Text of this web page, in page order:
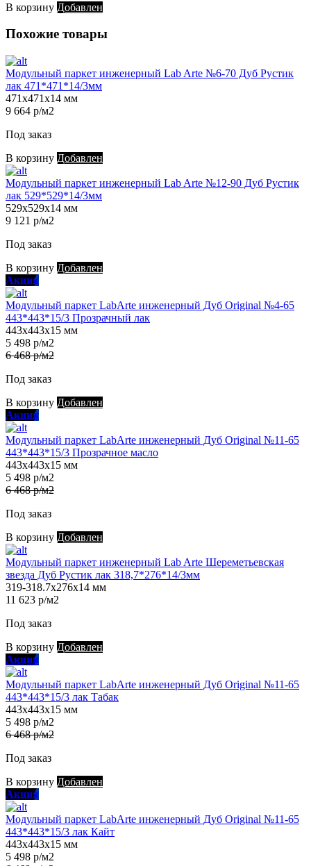
В корзину Добавлен
Похожие товары
Модульный паркет инженерный Lab Arte №6-70 Дуб Рустик
лак 471*471*14/3мм
471х471х14 мм
9 664 р/м2
Под заказ
В корзину Добавлен
Модульный паркет инженерный Lab Arte №12-90 Дуб Рустик
лак 529*529*14/3мм
529х529х14 мм
9 121 р/м2
Под заказ
В корзину Добавлен
Акция
Модульный паркет LabArte инженерный Дуб Original №4-65
443*443*15/3 Прозрачный лак
443х443х15 мм
5 498 р/м2
6 468 р/м2
Под заказ
В корзину Добавлен
Акция
Модульный паркет LabArte инженерный Дуб Original №11-65
443*443*15/3 Прозрачное масло
443х443х15 мм
5 498 р/м2
6 468 р/м2
Под заказ
В корзину Добавлен
Модульный паркет инженерный Lab Arte Шереметьевская
звезда Дуб Рустик лак 318,7*276*14/3мм
319-318.7х276х14 мм
11 623 р/м2
Под заказ
В корзину Добавлен
Акция
Модульный паркет LabArte инженерный Дуб Original №11-65
443*443*15/3 лак Табак
443х443х15 мм
5 498 р/м2
6 468 р/м2
Под заказ
В корзину Добавлен
Акция
Модульный паркет LabArte инженерный Дуб Original №11-65
443*443*15/3 лак Кайт
443х443х15 мм
5 498 р/м2